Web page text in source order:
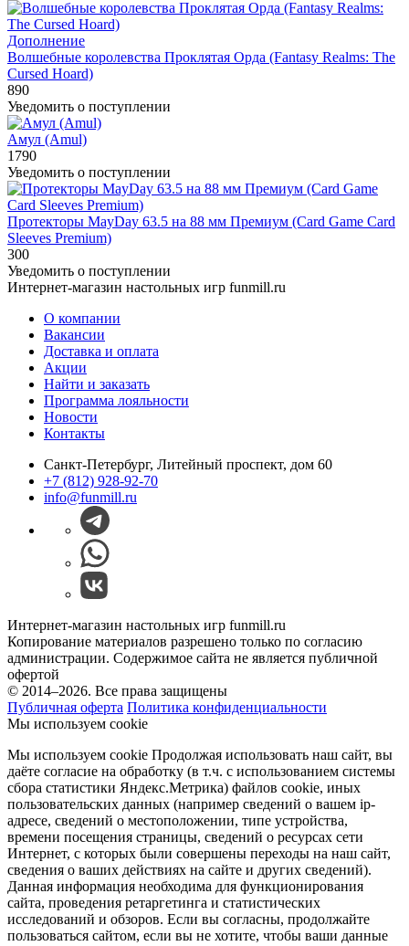
Дополнение
Волшебные королевства Проклятая Орда (Fantasy Realms: The
Cursed Hoard)
890
Уведомить о поступлении
Амул (Amul)
1790
Уведомить о поступлении
Протекторы MayDay 63.5 на 88 мм Премиум (Card Game Card
Sleeves Premium)
300
Уведомить о поступлении
Интернет-магазин настольных игр funmill.ru
О компании
Вакансии
Доставка и оплата
Акции
Найти и заказать
Программа лояльности
Новости
Контакты
Санкт-Петербург, Литейный проспект, дом 60
+7 (812) 928-92-70
info@funmill.ru
Интернет-магазин настольных игр funmill.ru
Копирование материалов разрешено только по согласию
администрации. Содержимое сайта не является публичной
офертой
© 2014–2026. Все права защищены
Публичная оферта Политика конфиденциальности
Мы используем cookie
Мы используем cookie Продолжая использовать наш cайт, вы
даёте согласие на обработку (в т.ч. с использованием системы
сбора статистики Яндекс.Метрика) файлов cookie, иных
пользовательских данных (например сведений о вашем ip-
адресе, сведений о местоположении, типе устройства,
времени посещения страницы, сведений о ресурсах сети
Интернет, с которых были совершены переходы на наш сайт,
сведения о ваших действиях на сайте и других сведений).
Данная информация необходима для функционирования
сайта, проведения ретаргетинга и статистических
исследований и обзоров. Если вы согласны, продолжайте
пользоваться сайтом, если вы не хотите, чтобы ваши данные